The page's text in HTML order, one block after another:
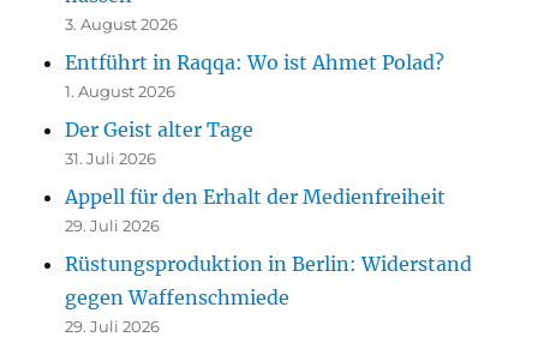
3. August 2026
Entführt in Raqqa: Wo ist Ahmet Polad?
1. August 2026
Der Geist alter Tage
31. Juli 2026
Appell für den Erhalt der Medienfreiheit
29. Juli 2026
Rüstungsproduktion in Berlin: Widerstand
gegen Waffenschmiede
29. Juli 2026